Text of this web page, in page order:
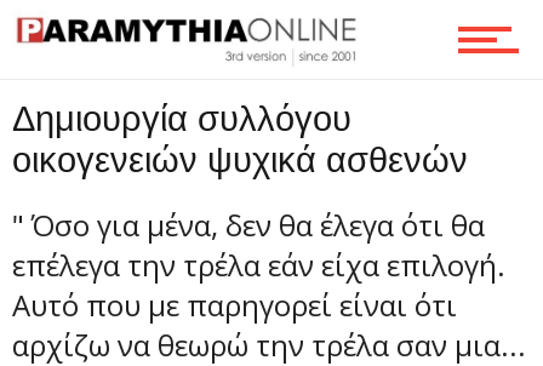
Επικοινωνία
Δημιουργία συλλόγου
οικογενειών ψυχικά ασθενών
" Όσο για μένα, δεν θα έλεγα ότι θα
επέλεγα την τρέλα εάν είχα επιλογή.
Αυτό που με παρηγορεί είναι ότι
αρχίζω να θεωρώ την τρέλα σαν μια...